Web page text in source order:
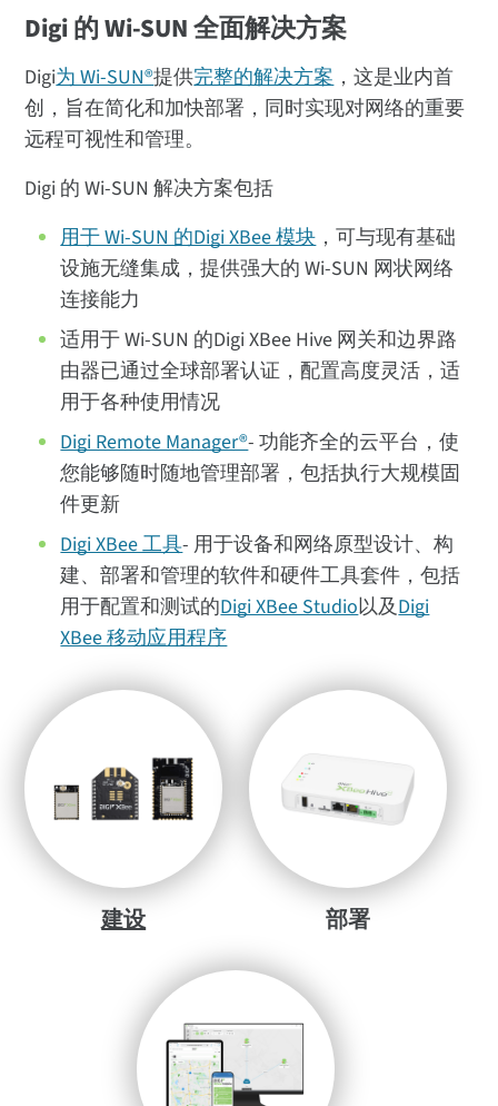
规格
Digi Wi-SUN 解决方案
常见问题
Digi 的 Wi-SUN 全面解决方案
Digi为 Wi-SUN®提供完整的解决方案，这是业内首
创，旨在简化和加快部署，同时实现对网络的重要
远程可视性和管理。
Digi 的 Wi-SUN 解决方案包括
用于 Wi-SUN 的Digi XBee 模块，可与现有基础
设施无缝集成，提供强大的 Wi-SUN 网状网络
连接能力
适用于 Wi-SUN 的Digi XBee Hive 网关和边界路
由器已通过全球部署认证，配置高度灵活，适
用于各种使用情况
Digi Remote Manager®- 功能齐全的云平台，使
您能够随时随地管理部署，包括执行大规模固
件更新
Digi XBee 工具- 用于设备和网络原型设计、构
建、部署和管理的软件和硬件工具套件，包括
用于配置和测试的Digi XBee Studio以及Digi
XBee 移动应用程序
建设 部署